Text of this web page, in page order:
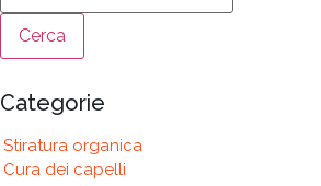
Categorie
Stiratura organica
Cura dei capelli